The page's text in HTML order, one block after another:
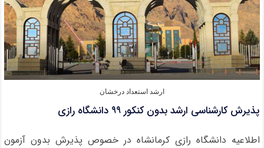
ارشد استعداد درخشان
پذیرش کارشناسی ارشد بدون کنکور ۹۹ دانشگاه رازی
اطلاعیه دانشگاه رازی کرمانشاه در خصوص پذیرش بدون آزمون